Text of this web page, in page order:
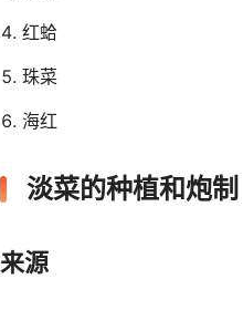
红蛤
珠菜
海红
淡菜的种植和炮制
来源